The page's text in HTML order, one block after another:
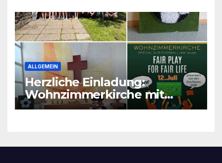
ALLGEMEIN
Herzliche Einladung:
Wohnzimmerkirche mit
unseren Konfis